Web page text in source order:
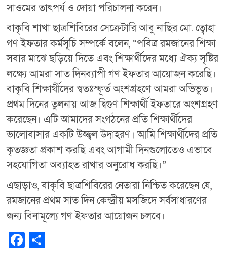
সাওমের তাৎপর্য ও দোয়া পরিচালনা করেন।
বাকৃবি শাখা ছাত্রশিবিরের সেক্রেটারি আবু নাছির মো. ত্বোহা
গণ ইফতার কর্মসূচি সম্পর্কে বলেন, “পবিত্র রমজানের শিক্ষা
সবার মাঝে ছড়িয়ে দিতে এবং শিক্ষার্থীদের মধ্যে ঐক্য সৃষ্টির
লক্ষ্যে আমরা সাত দিনব্যাপী গণ ইফতার আয়োজন করেছি।
বাকৃবি শিক্ষার্থীদের স্বতঃস্ফূর্ত অংশগ্রহণে আমরা অভিভূত।
প্রথম দিনের তুলনায় আজ দ্বিগুণ শিক্ষার্থী ইফতারে অংশগ্রহণ
করেছেন। এটি আমাদের সংগঠনের প্রতি শিক্ষার্থীদের
ভালোবাসার একটি উজ্জ্বল উদাহরণ। আমি শিক্ষার্থীদের প্রতি
কৃতজ্ঞতা প্রকাশ করছি এবং আগামী দিনগুলোতেও এভাবে
সহযোগিতা অব্যাহত রাখার অনুরোধ করছি।”
এছাড়াও, বাকৃবি ছাত্রশিবিরের নেতারা নিশ্চিত করেছেন যে,
রমজানের প্রথম সাত দিন কেন্দ্রীয় মসজিদে সর্বসাধারণের
জন্য বিনামূল্যে গণ ইফতার আয়োজন চলবে।
F